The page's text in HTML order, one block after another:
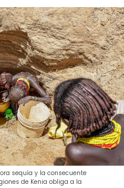
sequía y la consecuente
de Kenia obliga a la